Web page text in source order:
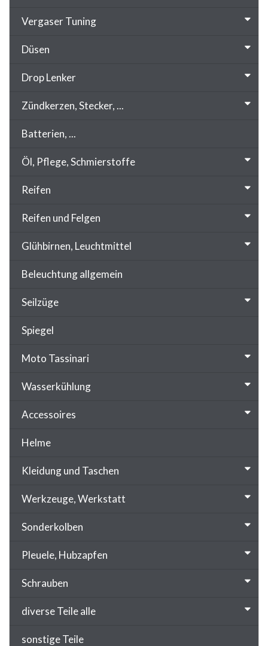
Vergaser Tuning
Düsen
Drop Lenker
Zündkerzen, Stecker, ...
Batterien, ...
Öl, Pflege, Schmierstoffe
Reifen
Reifen und Felgen
Glühbirnen, Leuchtmittel
Beleuchtung allgemein
Seilzüge
Spiegel
Moto Tassinari
Wasserkühlung
Accessoires
Helme
Kleidung und Taschen
Werkzeuge, Werkstatt
Sonderkolben
Pleuele, Hubzapfen
Schrauben
diverse Teile alle
sonstige Teile